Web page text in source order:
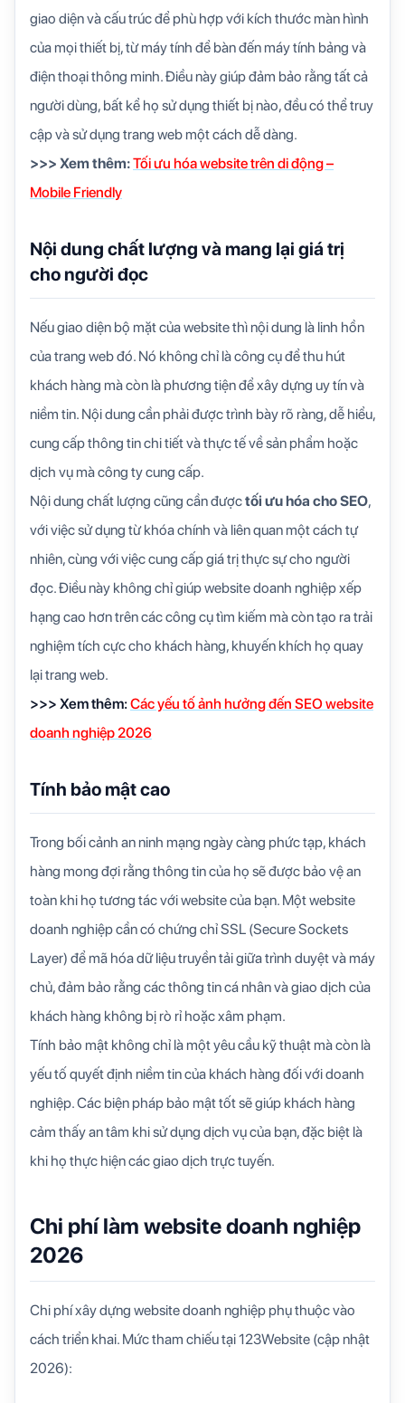
giao diện và cấu trúc để phù hợp với kích thước màn hình
của mọi thiết bị, từ máy tính để bàn đến máy tính bảng và
điện thoại thông minh. Điều này giúp đảm bảo rằng tất cả
người dùng, bất kể họ sử dụng thiết bị nào, đều có thể truy
cập và sử dụng trang web một cách dễ dàng.
>>> Xem thêm:Tối ưu hóa website trên di động –
Mobile Friendly
Nội dung chất lượng và mang lại giá trị
cho người đọc
Nếu giao diện bộ mặt của website thì nội dung là linh hồn
của trang web đó. Nó không chỉ là công cụ để thu hút
khách hàng mà còn là phương tiện để xây dựng uy tín và
niềm tin. Nội dung cần phải được trình bày rõ ràng, dễ hiểu,
cung cấp thông tin chi tiết và thực tế về sản phẩm hoặc
dịch vụ mà công ty cung cấp.
Nội dung chất lượng cũng cần đượctối ưu hóa cho SEO,
với việc sử dụng từ khóa chính và liên quan một cách tự
nhiên, cùng với việc cung cấp giá trị thực sự cho người
đọc. Điều này không chỉ giúp website doanh nghiệp xếp
hạng cao hơn trên các công cụ tìm kiếm mà còn tạo ra trải
nghiệm tích cực cho khách hàng, khuyến khích họ quay
lại trang web.
>>> Xem thêm:Các yếu tố ảnh hưởng đến SEO website
doanh nghiệp 2026
Tính bảo mật cao
Trong bối cảnh an ninh mạng ngày càng phức tạp, khách
hàng mong đợi rằng thông tin của họ sẽ được bảo vệ an
toàn khi họ tương tác với website của bạn. Một website
doanh nghiệp cần có chứng chỉ SSL (Secure Sockets
Layer) để mã hóa dữ liệu truyền tải giữa trình duyệt và máy
chủ, đảm bảo rằng các thông tin cá nhân và giao dịch của
khách hàng không bị rò rỉ hoặc xâm phạm.
Tính bảo mật không chỉ là một yêu cầu kỹ thuật mà còn là
yếu tố quyết định niềm tin của khách hàng đối với doanh
nghiệp. Các biện pháp bảo mật tốt sẽ giúp khách hàng
cảm thấy an tâm khi sử dụng dịch vụ của bạn, đặc biệt là
khi họ thực hiện các giao dịch trực tuyến.
Chi phí làm website doanh nghiệp
2026
Chi phí xây dựng website doanh nghiệp phụ thuộc vào
cách triển khai. Mức tham chiếu tại 123Website (cập nhật
2026):